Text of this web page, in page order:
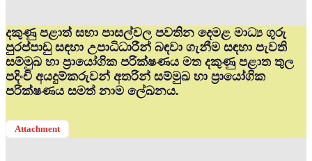
දකුණු පළාත් සභා පාසල්වල පවතින දෙමළ මාධ්‍ය ගුරු
පුරප්පාඩු සඳහා උපාධිධාරීන් බඳවා ගැනීම සඳහා පැවති
සම්මුඛ හා ප්‍රායෝගික පරික්ෂණය මත දකුණු පළාත තුල
පදිංචි අයදුම්කරුවන් අතරින් සම්මුඛ හා ප්‍රායෝගික
පරික්ෂණය සමත් නාම ලේඛනය.
Attachment